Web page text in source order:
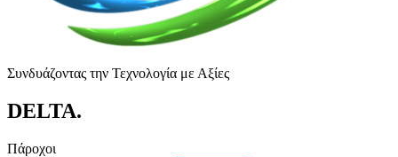
Συνδυάζοντας την Τεχνολογία με Αξίες
DELTA.
Πάροχοι